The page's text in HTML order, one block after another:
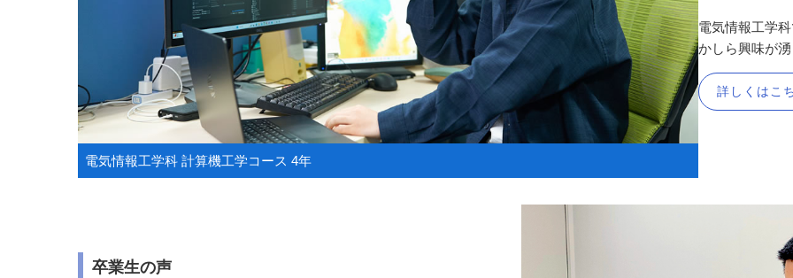
電気情報工学科 計算機工学コース 4年
電気情報⼯学
かしら興味が
詳しくはこ
卒業生の声